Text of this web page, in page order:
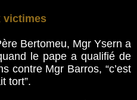
victimes
Bertomeu, Mgr Ysern a
le pape a qualifié de
contre Mgr Barros, “c’est
tort”.